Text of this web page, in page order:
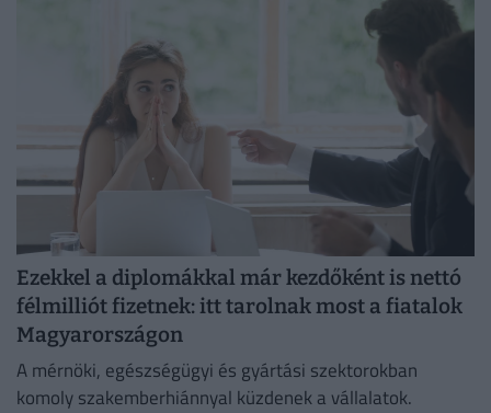
Ezekkel a diplomákkal már kezdőként is nettó
félmilliót fizetnek: itt tarolnak most a fiatalok
Magyarországon
A mérnöki, egészségügyi és gyártási szektorokban
komoly szakemberhiánnyal küzdenek a vállalatok.